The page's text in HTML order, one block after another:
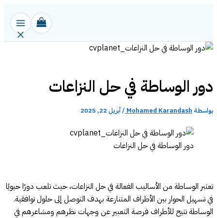
دور الوساطة في حل النزاعات
بواسطة Mohamed Karandash
/أبريل 22, 2025
دور الوساطة في حل النزاعات
تعتبر الوساطة من الأساليب الفعالة في حل النزاعات، حيث تلعب دورًا حيويًا
في تسهيل الحوار بين الأطراف المتنازعة بهدف التوصل إلى حلول توافقية.
الوساطة تتيح للأطراف فرصة التعبير عن وجهات نظرهم ومشاعرهم في